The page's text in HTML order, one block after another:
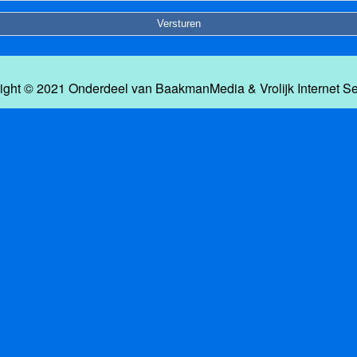
© 2021 Onderdeel van BaakmanMedia& Vrolijk Internet